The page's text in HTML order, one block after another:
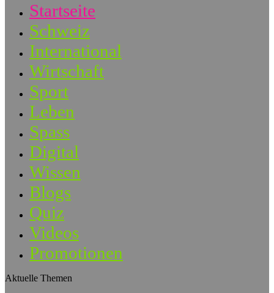
Startseite
Schweiz
International
Wirtschaft
Sport
Leben
Spass
Digital
Wissen
Blogs
Quiz
Videos
Promotionen
Aktuelle Themen